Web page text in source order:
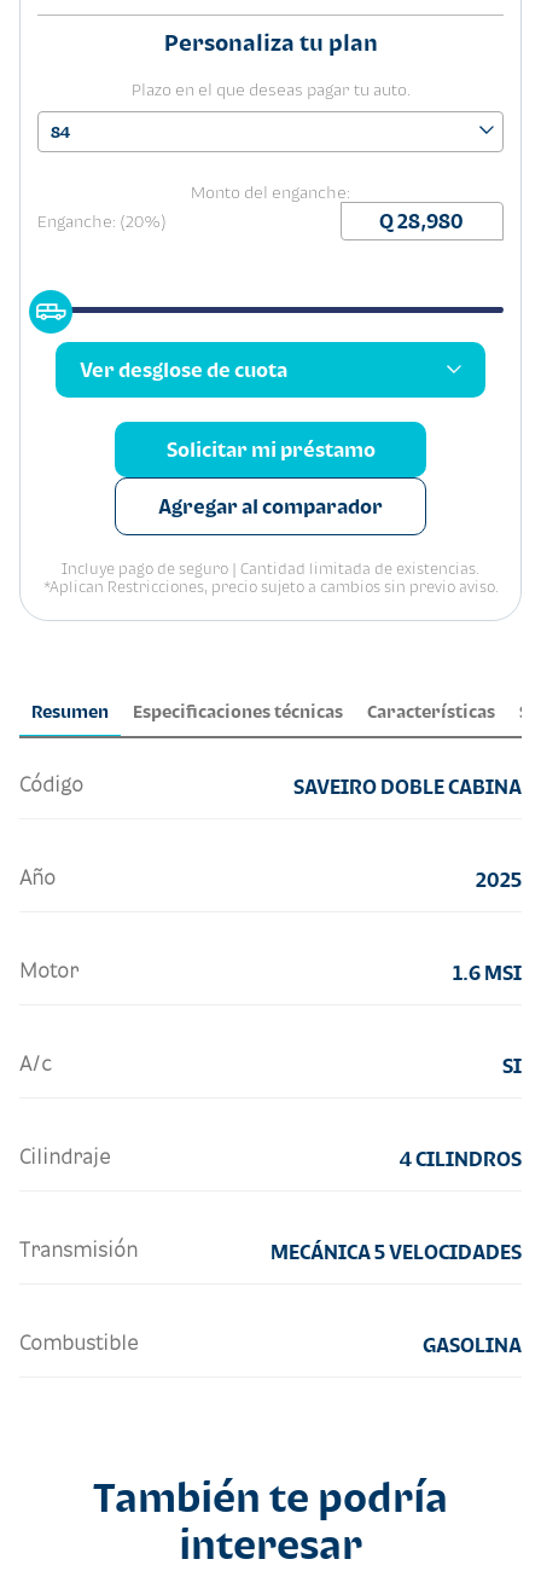
Resumen Especificaciones técnicas Características
Código SAVEIRO DOBLE CABINA
Año 2025
Motor 1.6 MSI
A/c SI
Cilindraje 4 CILINDROS
Transmisión MECÁNICA 5 VELOCIDADES
Combustible GASOLINA
Personaliza tu plan
Plazo en el que deseas pagar tu auto.
84
Monto del enganche:
Enganche: (20%)
Ver desglose de cuota
Solicitar mi préstamo
Agregar al comparador
Incluye pago de seguro | Cantidad limitada de existencias.
*Aplican Restricciones, precio sujeto a cambios sin previo aviso.
También te podría
interesar